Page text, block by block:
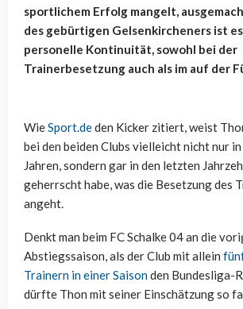
sportlichem Erfolg mangelt,
des gebürtigen Gelsenkircheners ist
personelle Kontinuität, sowohl bei der
Trainerbesetzung auch als im auf der
WieSport.deden Kicker zitiert, weist
bei den beiden Clubs vielleicht nicht nur
Jahren, sondern gar in den letzten
geherrscht habe, was die Besetzung des
angeht.
Denkt man beim FC Schalke 04 an die
Abstiegssaison, als der Club mit allein
Trainern in einer Saisonden Bundesliga-
dürfte Thon mit seiner Einschätzung so